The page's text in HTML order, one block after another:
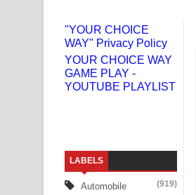
Benthara Palame
Sanda Babalena
Adare Wadi Nisa
UNUHUMA Song
Katakara Song
"YOUR CHOICE
WAY" Privacy Policy
YOUR CHOICE WAY
GAME PLAY -
YOUTUBE PLAYLIST
LABELS
Automobile (919)